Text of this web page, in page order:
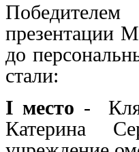
презентации
до
стали:
I место -
Катерина